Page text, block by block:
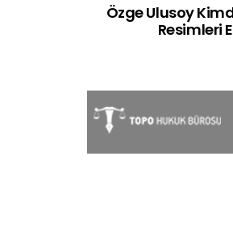
Özge Ulusoy
Resimleri